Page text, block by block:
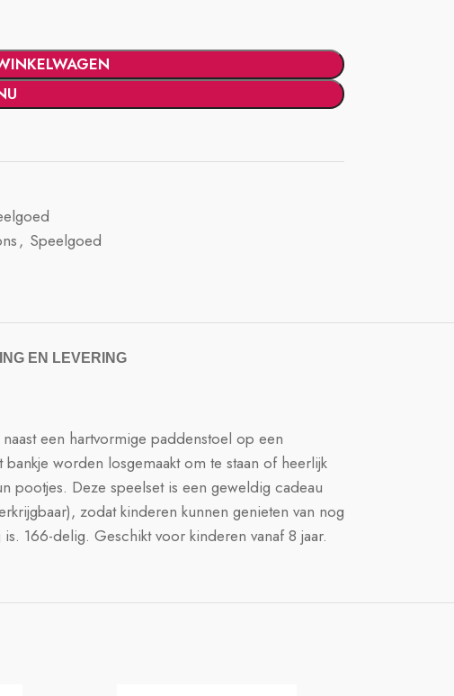
, Speelgoed
EN LEVERING
een hartvormige paddenstoel op een
worden losgemaakt om te staan of heerlijk
pootjes. Deze speelset is een geweldig cadeau
zodat kinderen kunnen genieten van nog
166-delig. Geschikt voor kinderen vanaf 8 jaar.